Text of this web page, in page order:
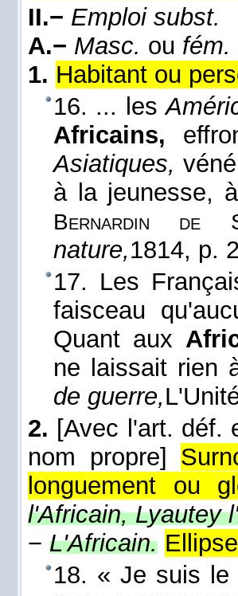
II.− Emploi subst.
A.− Masc. ou fém.
1. Habitant ou
16. ... les
Africains,
Asiatiques,
à la jeunesse,
Bernardin de
nature,1814, p.
17. Les
faisceau
Quant aux
ne laissait rien
de guerre,
2. [Avec l'art. déf.
nom propre]
longuement ou
l'Africain, Lyautey
− L'Africain.
18. « Je suis le